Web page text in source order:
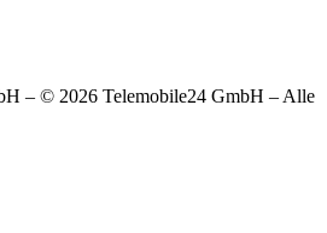
– © 2026 Telemobile24 GmbH – Alle